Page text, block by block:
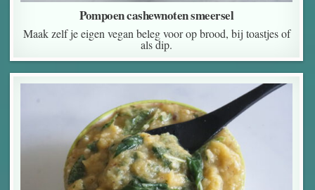
Pompoen cashewnoten smeersel
Maak zelf je eigen vegan beleg voor op brood, bij toastjes of
als dip.